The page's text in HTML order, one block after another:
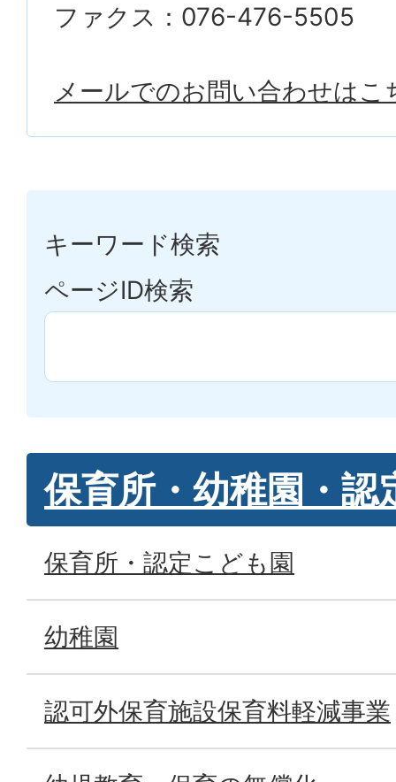
ファクス：076-476-5505
メールでのお問い合わせはこ
キーワード検索
ページID検索
保育所・幼稚園・認
保育所・認定こども園
幼稚園
認可外保育施設保育料軽減事業